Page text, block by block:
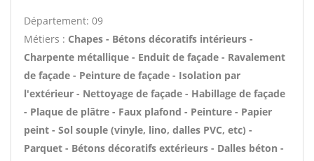
Département: 09
Métiers : Chapes - Bétons décoratifs intérieurs -
Charpente métallique - Enduit de façade - Ravalement
de façade - Peinture de façade - Isolation par
l'extérieur - Nettoyage de façade - Habillage de façade
- Plaque de plâtre - Faux plafond - Peinture - Papier
peint - Sol souple (vinyle, lino, dalles PVC, etc) -
Parquet - Bétons décoratifs extérieurs - Dalles béton -